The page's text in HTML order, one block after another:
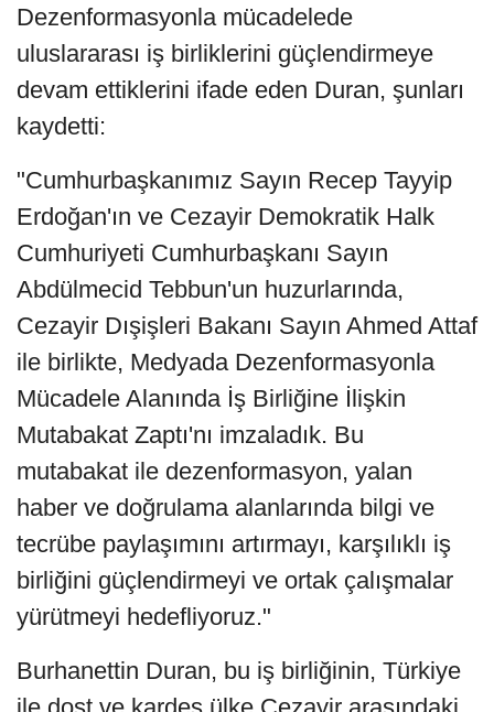
Dezenformasyonla mücadelede
uluslararası iş birliklerini güçlendirmeye
devam ettiklerini ifade eden Duran, şunları
kaydetti:
"Cumhurbaşkanımız Sayın Recep Tayyip
Erdoğan'ın ve Cezayir Demokratik Halk
Cumhuriyeti Cumhurbaşkanı Sayın
Abdülmecid Tebbun'un huzurlarında,
Cezayir Dışişleri Bakanı Sayın Ahmed Attaf
ile birlikte, Medyada Dezenformasyonla
Mücadele Alanında İş Birliğine İlişkin
Mutabakat Zaptı'nı imzaladık. Bu
mutabakat ile dezenformasyon, yalan
haber ve doğrulama alanlarında bilgi ve
tecrübe paylaşımını artırmayı, karşılıklı iş
birliğini güçlendirmeyi ve ortak çalışmalar
yürütmeyi hedefliyoruz."
Burhanettin Duran, bu iş birliğinin, Türkiye